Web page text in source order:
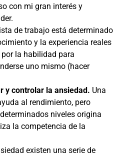
con mi gran interés y
de trabajo está determinado
y la experiencia reales
la habilidad para
uno mismo (hacer
y controlar la ansiedad. Una
al rendimiento, pero
niveles origina
la competencia de la
existen una serie de